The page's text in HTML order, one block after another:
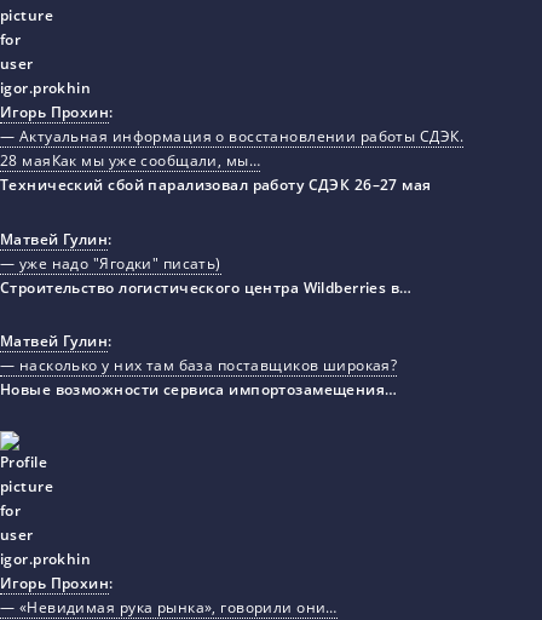
Игорь Прохин:
— Актуальная информация о восстановлении работы СДЭК.
28 маяКак мы уже сообщали, мы…
Технический сбой парализовал работу СДЭК 26–27 мая
Матвей Гулин:
— уже надо "Ягодки" писать)
Строительство логистического центра Wildberries в…
Матвей Гулин:
— насколько у них там база поставщиков широкая?
Новые возможности сервиса импортозамещения…
Игорь Прохин:
— «Невидимая рука рынка», говорили они…